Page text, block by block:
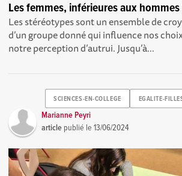
Les femmes, inférieures aux hommes
Les stéréotypes sont un ensemble de
d’un groupe donné qui influence nos
notre perception d’autrui. Jusqu’à...
SCIENCES-EN-COLLEGE EGALITE-
Marianne Peyri
article publié le13/06/2024